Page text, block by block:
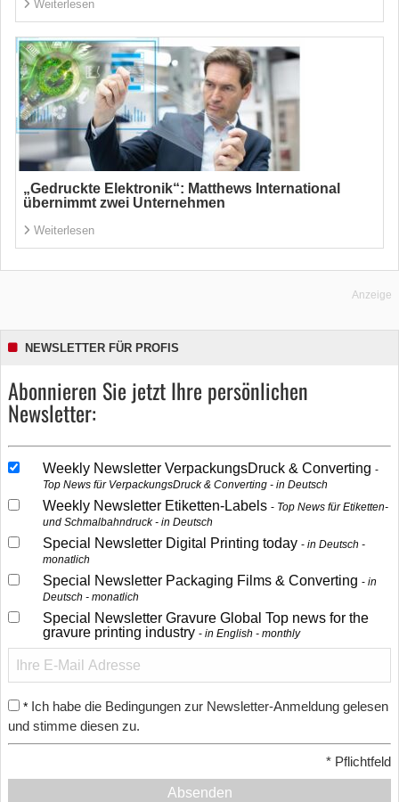
Weiterlesen
„Gedruckte Elektronik“: Matthews International
übernimmt zwei Unternehmen
Weiterlesen
Anzeige
NEWSLETTER FÜR PROFIS
Abonnieren Sie jetzt Ihre persönlichen
Newsletter:
Weekly Newsletter VerpackungsDruck & Converting
Top News für VerpackungsDruck & Converting - in Deutsch
Weekly Newsletter Etiketten-Labels
Top News für Etiketten-
und Schmalbahndruck - in Deutsch
Special Newsletter Digital Printing today
in Deutsch -
monatlich
Special Newsletter Packaging Films & Converting
in
Deutsch - monatlich
Special Newsletter Gravure Global Top news for the
gravure printing industry
in English - monthly
* Ich habe die Bedingungen zur Newsletter-Anmeldung gelesen
und stimme diesen zu.
* Pflichtfeld
Absenden